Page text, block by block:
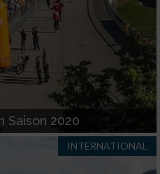
Saison 2020
INTERNATIONAL